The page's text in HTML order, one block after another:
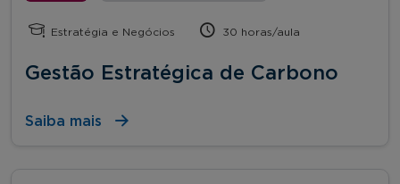
Estratégia e Negócios 30 horas/aula
Gestão Estratégica de Carbono
Saiba mais